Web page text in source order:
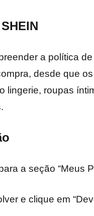
a política
desde que
lingerie, roupas
a seção “Meus
e clique em